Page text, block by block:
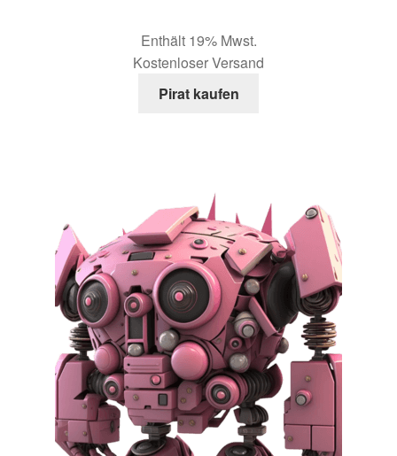
Enthält 19% Mwst.
Kostenloser Versand
Pirat kaufen